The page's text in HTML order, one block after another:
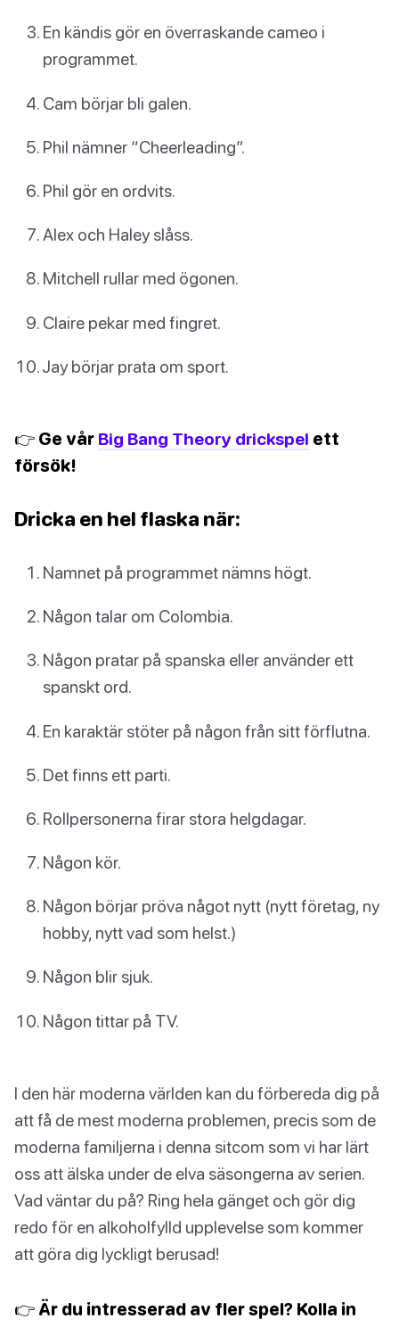
En kändis gör en överraskande cameo i
programmet.
Cam börjar bli galen.
Phil nämner “Cheerleading”.
Phil gör en ordvits.
Alex och Haley slåss.
Mitchell rullar med ögonen.
Claire pekar med fingret.
Jay börjar prata om sport.
👉 Ge vår Big Bang Theory drickspel ett
försök!
Dricka en hel flaska när:
Namnet på programmet nämns högt.
Någon talar om Colombia.
Någon pratar på spanska eller använder ett
spanskt ord.
En karaktär stöter på någon från sitt förflutna.
Det finns ett parti.
Rollpersonerna firar stora helgdagar.
Någon kör.
Någon börjar pröva något nytt (nytt företag, ny
hobby, nytt vad som helst.)
Någon blir sjuk.
Någon tittar på TV.
I den här moderna världen kan du förbereda dig på
att få de mest moderna problemen, precis som de
moderna familjerna i denna sitcom som vi har lärt
oss att älska under de elva säsongerna av serien.
Vad väntar du på? Ring hela gänget och gör dig
redo för en alkoholfylld upplevelse som kommer
att göra dig lyckligt berusad!
👉 Är du intresserad av fler spel? Kolla in